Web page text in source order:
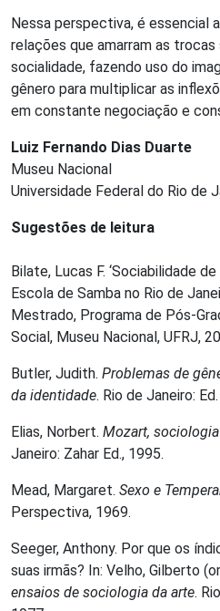
Nessa perspectiva, é essencial
relações que amarram as
socialidade, fazendo uso do
gênero para multiplicar as
em constante negociação e
Luiz Fernando Dias Duarte
Museu Nacional
Universidade Federal do Rio de
Sugestões de leitura
Bilate, Lucas F. ‘Sociabilidade
Escola de Samba no Rio de
Mestrado, Programa de Pós-
Social, Museu Nacional, UFRJ,
Butler, Judith. Problemas de
da identidade. Rio de Janeiro:
Elias, Norbert. Mozart,
Janeiro: Zahar Ed., 1995.
Mead, Margaret. Sexo e
Perspectiva, 1969.
Seeger, Anthony. Por que os
suas irmãs? In: Velho, Gilberto
ensaios de sociologia da arte.